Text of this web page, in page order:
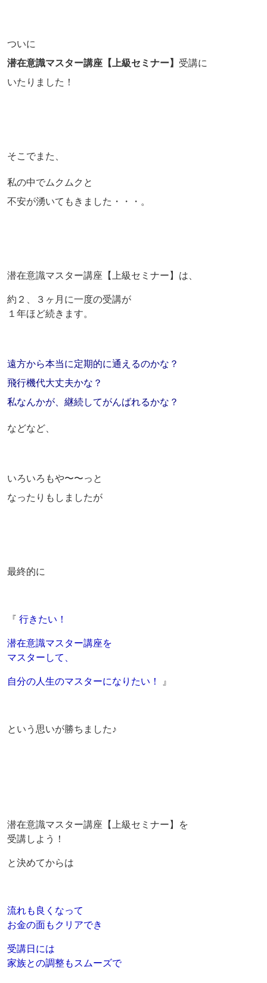
ついに
潜在意識マスター講座【上級セミナー】 受講に
いたりました！
そこでまた、
私の中でムクムクと
不安が湧いてもきました・・・。
潜在意識マスター講座【上級セミナー】は、
約２、３ヶ月に一度の受講が
１年ほど続きます。
遠方から本当に定期的に通えるのかな？
飛行機代大丈夫かな？
私なんかが、継続してがんばれるかな？
などなど、
いろいろもや〜〜っと
なったりもしましたが
最終的に
『 行きたい！
潜在意識マスター講座を
マスターして、
自分の人生のマスターになりたい！ 』
という思いが勝ちました♪
潜在意識マスター講座【上級セミナー】を
受講しよう！
と決めてからは
流れも良くなって
お金の面もクリアでき
受講日には
家族との調整もスムーズで